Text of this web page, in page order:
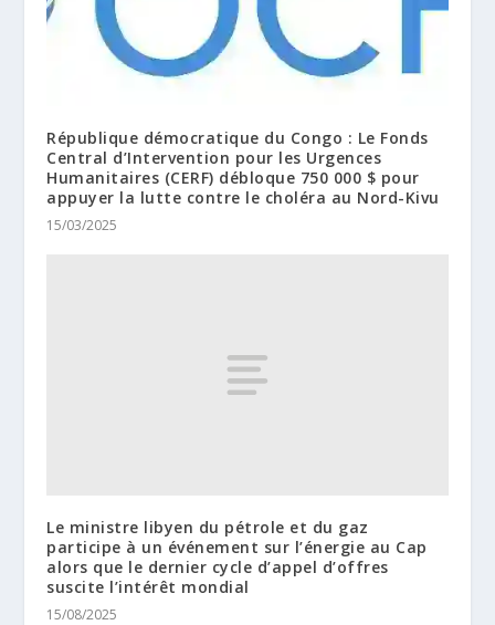
République démocratique du Congo : Le Fonds
Central d’Intervention pour les Urgences
Humanitaires (CERF) débloque 750 000 $ pour
appuyer la lutte contre le choléra au Nord-Kivu
15/03/2025
Le ministre libyen du pétrole et du gaz
participe à un événement sur l’énergie au Cap
alors que le dernier cycle d’appel d’offres
suscite l’intérêt mondial
15/08/2025